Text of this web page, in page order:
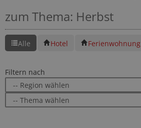
zum Thema: Herbst
Alle Hotel Ferienwohnung
Filtern nach